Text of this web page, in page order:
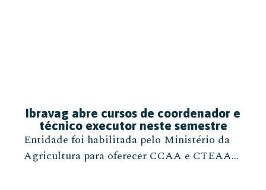
Ibravag abre cursos de coordenador e
técnico executor neste semestre
Entidade foi habilitada pelo Ministério da
Agricultura para oferecer CCAA e CTEAA...